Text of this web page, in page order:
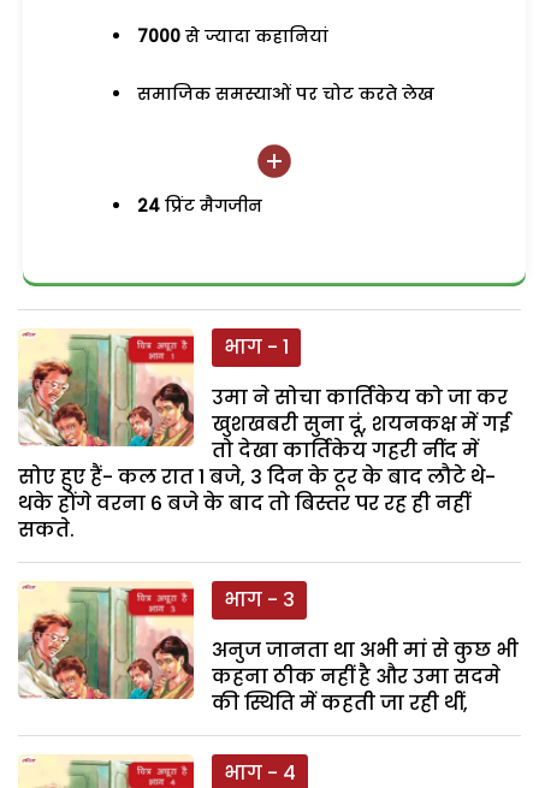
7000 से ज्यादा कहानियां
समाजिक समस्याओं पर चोट करते लेख
24 प्रिंट मैगजीन
भाग - 1
उमा ने सोचा कार्तिकेय को जा कर
खुशखबरी सुना दूं, शयनकक्ष में गई
तो देखा कार्तिकेय गहरी नींद में
सोए हुए हैं- कल रात 1 बजे, 3 दिन के टूर के बाद लौटे थे-
थके होंगे वरना 6 बजे के बाद तो बिस्तर पर रह ही नहीं
सकते.
भाग - 3
अनुज जानता था अभी मां से कुछ भी
कहना ठीक नहीं है और उमा सदमे
की स्थिति में कहती जा रही थीं,
भाग - 4